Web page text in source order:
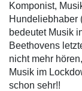
Komponist,
Hundeliebhaber
bedeutet Musik
Beethovens
nicht mehr
Musik im
schon sehr!!